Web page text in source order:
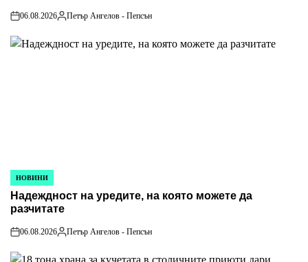
on
06.08.2026
Posted
Петър Ангелов - Пепсън
POSTED
IN
НОВИНИ
Надеждност на уредите, на която можете да
разчитате
on
06.08.2026
Posted
Петър Ангелов - Пепсън